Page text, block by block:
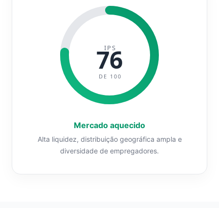
IPS
76
DE 100
Mercado aquecido
Alta liquidez, distribuição geográfica ampla e
diversidade de empregadores.